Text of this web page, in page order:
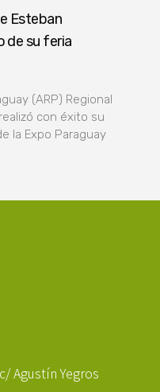
Esteban
de su feria
(ARP) Regional
con éxito su
la Expo Paraguay
Agustín Yegros